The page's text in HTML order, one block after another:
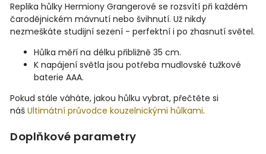
Replika hůlky Hermiony Grangerové se rozsvítí při každém
čarodějnickém mávnutí nebo švihnutí. Už nikdy
nezmeškáte studijní sezení - perfektní i po zhasnutí světel.
Hůlka měří na délku přibližně 35 cm.
K napájení světla jsou potřeba mudlovské tužkové
baterie AAA.
Pokud stále váháte, jakou hůlku vybrat, přečtěte si
náš Ultimátní průvodce kouzelnickými hůlkami.
Doplňkové parametry